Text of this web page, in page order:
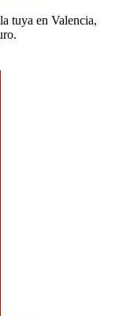
tuya en Valencia,